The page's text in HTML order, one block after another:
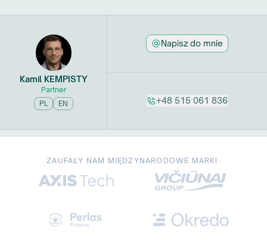
Kamil KEMPISTY
Partner
PL
EN
Napisz do mnie
+48 515 061 836
ZAUFAŁY NAM MIĘDZYNARODOWE MARKI: